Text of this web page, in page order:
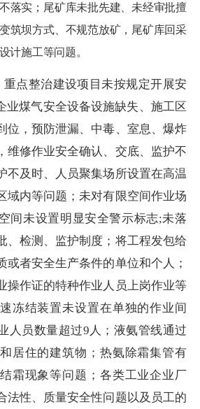
落实；尾矿库未批先建、未经审批擅
筑坝方式、不规范放矿，尾矿库回采
计施工等问题。
重点整治建设项目未按规定开展安
业煤气安全设备设施缺失、施工区
位，预防泄漏、中毒、室息、爆炸
维修作业安全确认、交底、监护不
不及时、人员聚集场所设置在高温
域内等问题；未对有限空间作业场
间未设置明显安全警示标志;未落
、检测、监护制度；将工程发包给
或者安全生产条件的单位和个人；
操作证的特种作业人员上岗作业等
冻结装置未设置在单独的作业间
人员数量超过9人；液氨管线通过
居住的建筑物；热氨除霜集管有
霜现象等问题；各类工业企业厂
法性、质量安全性问题以及员工的